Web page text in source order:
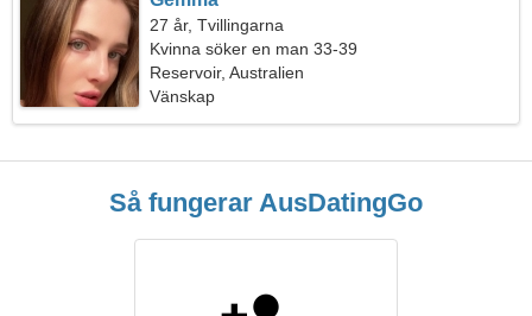
27 år, Tvillingarna
Kvinna söker en man 33-39
Reservoir, Australien
Vänskap
Så fungerar AusDatingGo